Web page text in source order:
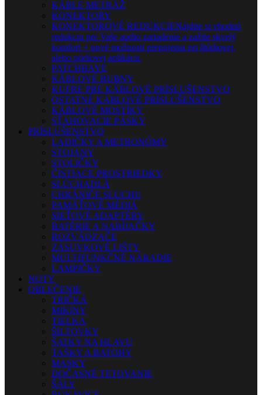
KÁBLE METRÁŽ
KONEKTORY
KONEKTOROVÉ REDUKCIENájdite si vhodnú
redukciu pre Vaše audio zariadenie a zažite skvelý
komfort + nové možnosti prepojenia pri štúdiovej,
alebo pódiovej aplikácii.
PATCHBAYE
KÁBLOVÉ BUBNY
KUFRE PRE KÁBLOVÉ PRÍSLUŠENSTVO
OSTATNÉ KÁBLOVÉ PRÍSLUŠENSTVO
KÁBLOVÉ MOSTÍKY
SŤAHOVACIE PÁSKY
PRÍSLUŠENSTVO
LADIČKY A METRONÓMY
STOJANY
STOLIČKY
ČISTIACE PROSTRIEDKY
SLÚCHADLÁ
CHRÁNIČE SLUCHU
PAMÄŤOVÉ MÉDIÁ
SIEŤOVÉ ADAPTÉRY
BATÉRIE A NABÍJAČKY
ROZVÁDZAČE
ZÁSUVKOVÉ LIŠTY
MULTIFUNKČNÉ NÁRADIE
LAMPIČKY
NOTY
OBLEČENIE
TRIČKÁ
MIKINY
TIELKA
ŠILTOVKY
ŠATKY NA HLAVU
TAŠKY A BATOHY
MASKY
DOČASNÉ TETOVANIE
ŠÁLY